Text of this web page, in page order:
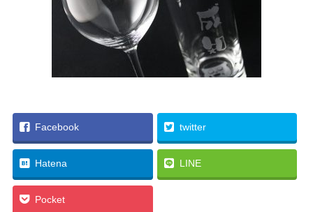
Facebook twitter
Hatena LINE
Pocket